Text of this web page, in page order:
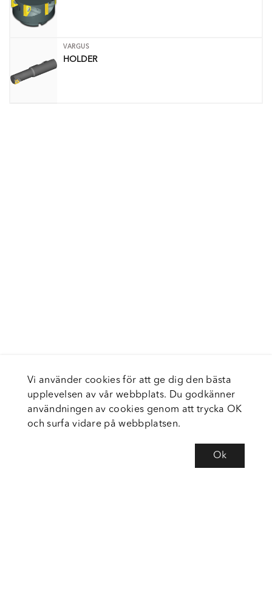
VARGUS
HOLDER
Vi använder cookies för att ge dig den bästa
upplevelsen av vår webbplats. Du godkänner
användningen av cookies genom att trycka OK
och surfa vidare på webbplatsen.
Ok